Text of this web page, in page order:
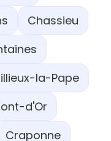
Chassieu
la-Pape
d'Or
Craponne